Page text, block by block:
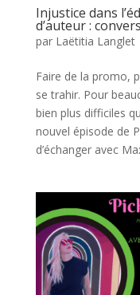
Injustice dans
d’auteur :
par Laëtitia Langlet
Faire de la promo,
se trahir. Pour
bien plus difficiles
nouvel épisode de
d’échanger avec